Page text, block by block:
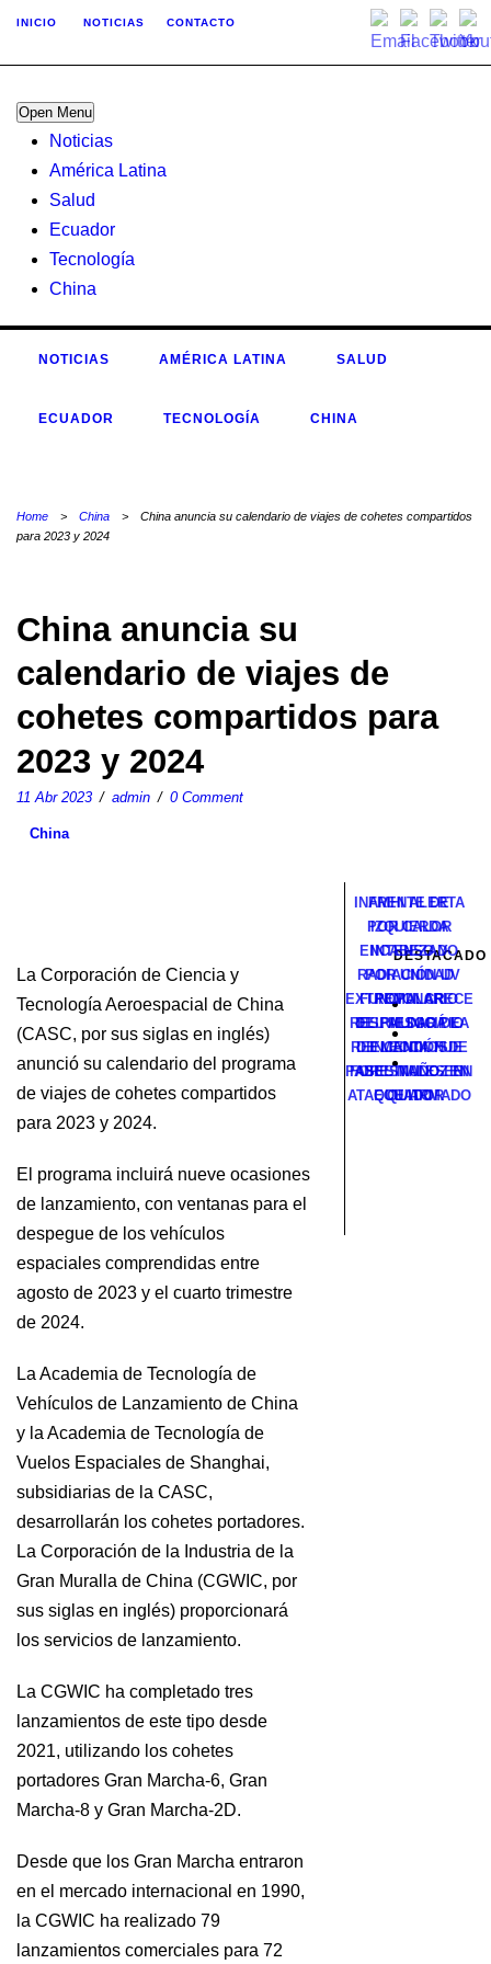
INICIO NOTICIAS CONTACTO
Open Menu
Noticias
América Latina
Salud
Ecuador
Tecnología
China
NOTICIAS AMÉRICA LATINA SALUD
ECUADOR TECNOLOGÍA CHINA
Home > China >
China anuncia su calendario de viajes de cohetes compartidos
para 2023 y 2024
China anuncia su
calendario de viajes de
cohetes compartidos para
2023 y 2024
11 Abr 2023 / admin / 0 Comment
China
La Corporación de Ciencia y
Tecnología Aeroespacial de China
(CASC, por sus siglas en inglés)
anunció su calendario del programa
de viajes de cohetes compartidos
para 2023 y 2024.
El programa incluirá nueve ocasiones
de lanzamiento, con ventanas para el
despegue de los vehículos
espaciales comprendidas entre
agosto de 2023 y el cuarto trimestre
de 2024.
La Academia de Tecnología de
Vehículos de Lanzamiento de China
y la Academia de Tecnología de
Vuelos Espaciales de Shanghai,
subsidiarias de la CASC,
desarrollarán los cohetes portadores.
La Corporación de la Industria de la
Gran Muralla de China (CGWIC, por
sus siglas en inglés) proporcionará
los servicios de lanzamiento.
La CGWIC ha completado tres
lanzamientos de este tipo desde
2021, utilizando los cohetes
portadores Gran Marcha-6, Gran
Marcha-8 y Gran Marcha-2D.
Desde que los Gran Marcha entraron
en el mercado internacional en 1990,
la CGWIC ha realizado 79
lanzamientos comerciales para 72
DESTACADO
INAMHI ALERTA
POR CALOR
INTENSO Y
RADIACIÓN UV
EXTREMA: CRECE
EL RIESGO DE
INCENDIOS
FORESTALES EN
ECUADOR
FUNCIONARIO
DEL MUNICIPIO
DE MANTA FUE
ASESINADO EN
ATAQUE ARMADO
FRENTE DE
IZQUIERDA
ENCABEZADO
POR UNIDAD
POPULAR
RESPALDARÁ LA
REELECCIÓN DE
PABEL MUÑOZ EN
QUITO